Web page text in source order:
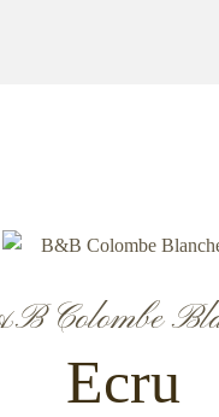
Colombe
Ecru